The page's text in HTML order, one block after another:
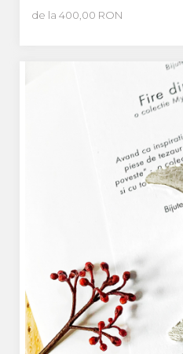
de la 400,00 RON